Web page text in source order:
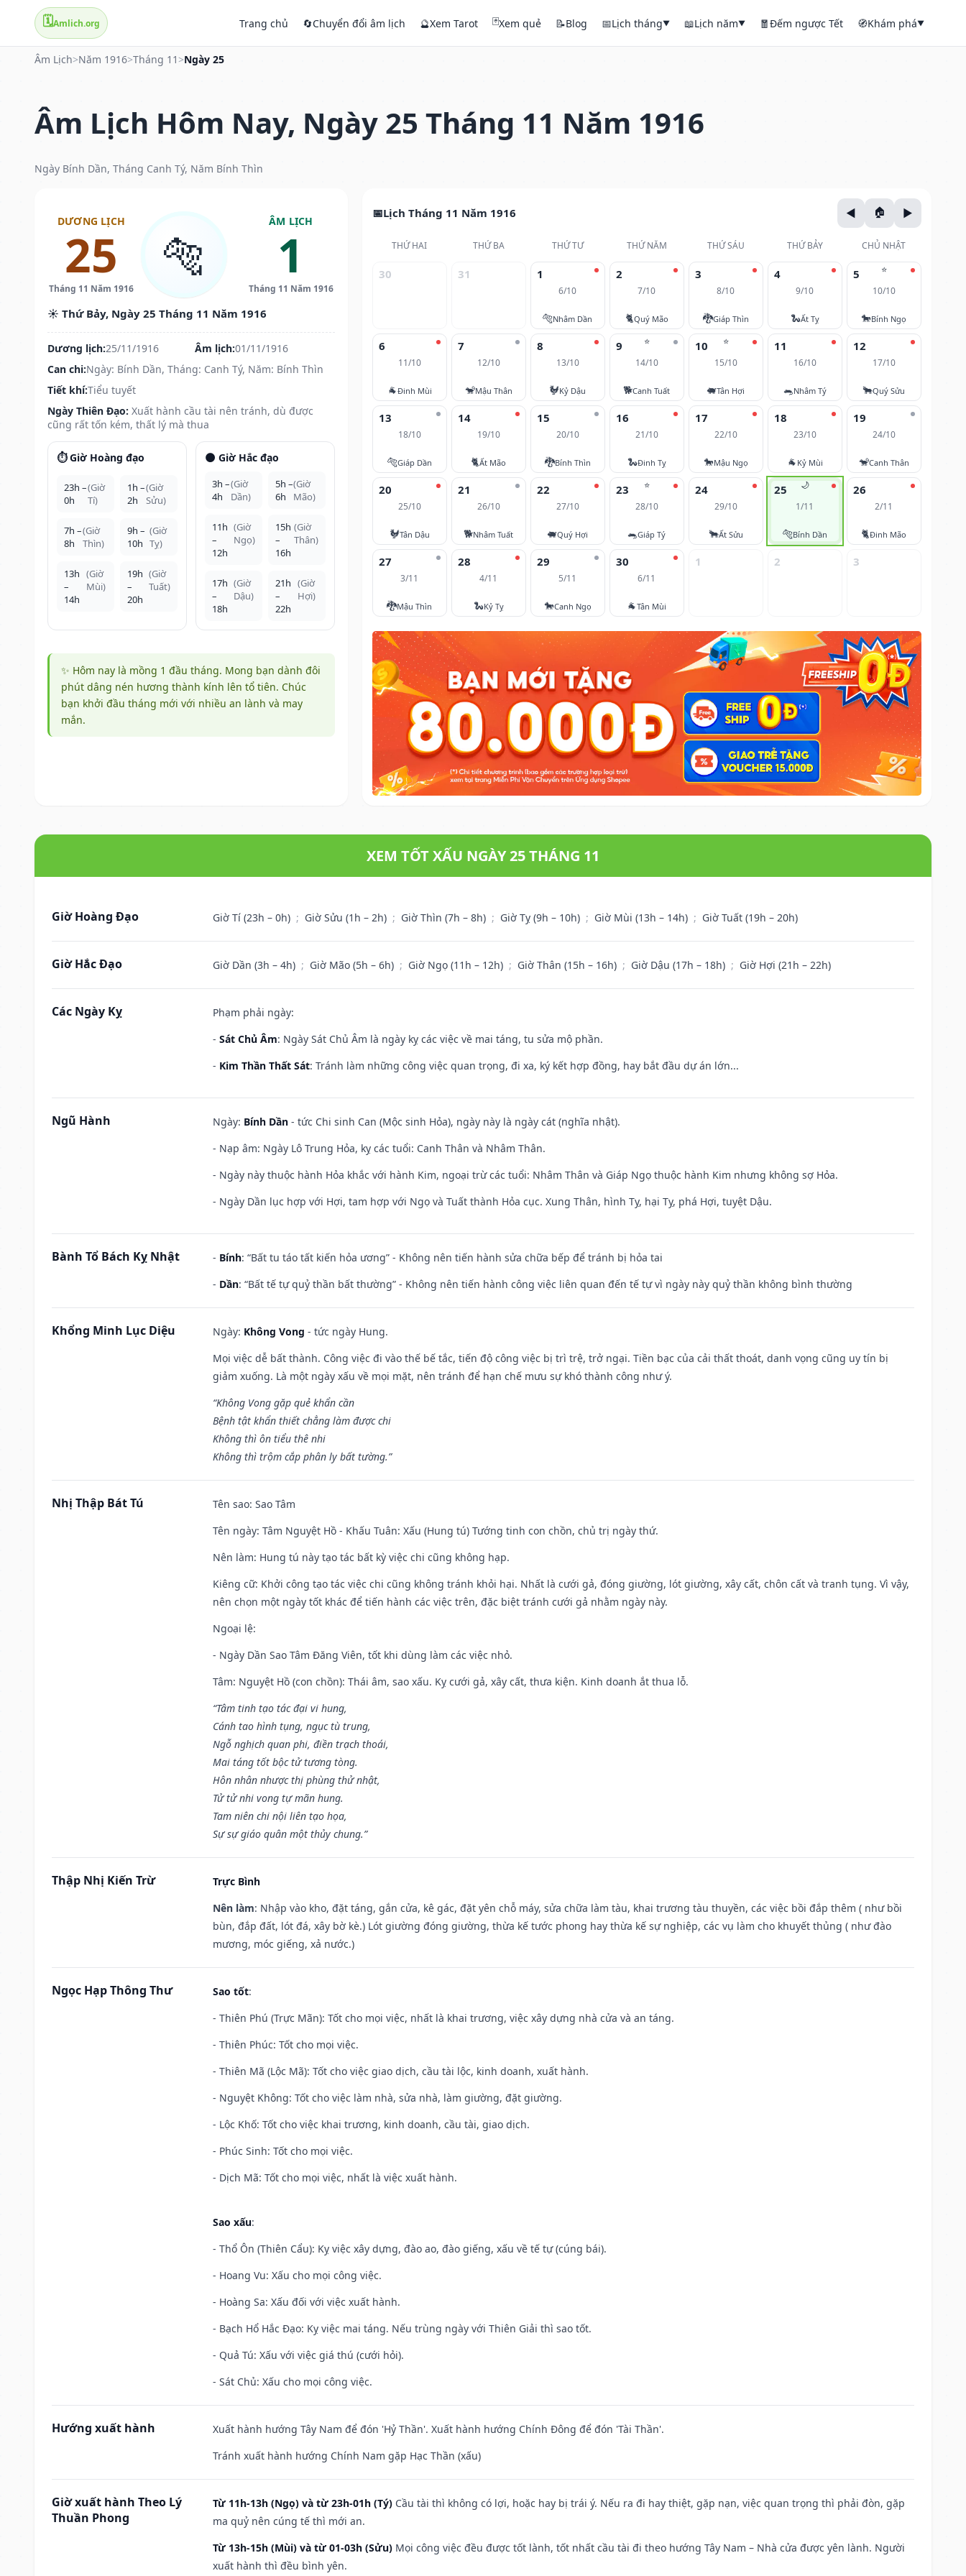
🗓️Amlich.org Trang chủ 🔄Chuyển đổi âm lịch 🔮Xem Tarot 🃏Xem quẻ 📝Blog 📅Lịch tháng▼ 📖Lịch năm▼ 🧧Đếm ngược Tết 🧭Khám phá▼
Âm Lịch>Năm 1916>Tháng 11 >Ngày 25
Âm Lịch Hôm Nay, Ngày 25 Tháng 11 Năm 1916
Ngày Bính Dần, Tháng Canh Tý, Năm Bính Thìn
DƯƠNG LỊCH
25
Tháng 11 Năm 1916
🐅
ÂM LỊCH
1
Tháng 11 Năm 1916
☀️ Thứ Bảy, Ngày 25 Tháng 11 Năm 1916
Dương lịch:25/11/1916 Âm lịch:01/11/1916
Can chi:Ngày: Bính Dần, Tháng: Canh Tý, Năm: Bính Thìn
Tiết khí:Tiểu tuyết
Ngày Thiên Đạo: Xuất hành cầu tài nên tránh, dù được
cũng rất tốn kém, thất lý mà thua
⏱️ Giờ Hoàng đạo
23h –
0h
(Giờ
Tí)
1h –
2h
(Giờ
Sửu)
7h –
8h
(Giờ
Thìn)
9h –
10h
(Giờ
Tỵ)
13h
–
14h
(Giờ
Mùi)
19h
–
20h
(Giờ
Tuất)
🌑 Giờ Hắc đạo
3h –
4h
(Giờ
Dần)
5h –
6h
(Giờ
Mão)
11h
–
12h
(Giờ
Ngọ)
15h
–
16h
(Giờ
Thân)
17h
–
18h
(Giờ
Dậu)
21h
–
22h
(Giờ
Hợi)
✨ Hôm nay là mồng 1 đầu tháng. Mong bạn dành đôi
phút dâng nén hương thành kính lên tổ tiên. Chúc
bạn khởi đầu tháng mới với nhiều an lành và may
mắn.
Lịch Tháng 11 Năm 1916
THỨ HAI THỨ BA THỨ TƯ THỨ NĂM THỨ SÁU THỨ BẢY CHỦ NHẬT
30 31 1
6/10
🐅Nhâm Dần
2
7/10
🐈Quý Mão
3
8/10
🐉Giáp Thìn
4
9/10
🐍Ất Tỵ
⭐
5
10/10
🐎Bính Ngọ
6
11/10
🐐Đinh Mùi
7
12/10
🐒Mậu Thân
8
13/10
🐓Kỷ Dậu
⭐
9
14/10
🐕Canh Tuất
⭐
10
15/10
🐖Tân Hợi
11
16/10
🐀Nhâm Tý
12
17/10
🐂Quý Sửu
13
18/10
🐅Giáp Dần
14
19/10
🐈Ất Mão
15
20/10
🐉Bính Thìn
16
21/10
🐍Đinh Tỵ
17
22/10
🐎Mậu Ngọ
18
23/10
🐐 Kỷ Mùi
19
24/10
🐒Canh Thân
20
25/10
🐓Tân Dậu
21
26/10
🐕Nhâm Tuất
22
27/10
🐖Quý Hợi
⭐
23
28/10
🐀Giáp Tý
24
29/10
🐂Ất Sửu
🌙
25
1/11
🐅Bính Dần
26
2/11
🐈Đinh Mão
27
3/11
🐉Mậu Thìn
28
4/11
🐍Kỷ Tỵ
29
5/11
🐎Canh Ngọ
30
6/11
🐐Tân Mùi
1 2 3
XEM TỐT XẤU NGÀY 25 THÁNG 11
Giờ Hoàng Đạo Giờ Tí (23h – 0h) ; Giờ Sửu (1h – 2h) ; Giờ Thìn (7h – 8h) ; Giờ Tỵ (9h – 10h) ; Giờ Mùi (13h – 14h) ; Giờ Tuất (19h – 20h)
Giờ Hắc Đạo Giờ Dần (3h – 4h) ; Giờ Mão (5h – 6h) ; Giờ Ngọ (11h – 12h) ; Giờ Thân (15h – 16h) ; Giờ Dậu (17h – 18h) ; Giờ Hợi (21h – 22h)
Các Ngày Kỵ
Phạm phải ngày:
- Sát Chủ Âm: Ngày Sát Chủ Âm là ngày kỵ các việc về mai táng, tu sửa mộ phần.
- Kim Thần Thất Sát: Tránh làm những công việc quan trọng, đi xa, ký kết hợp đồng, hay bắt đầu dự án lớn...
Ngũ Hành Ngày: Bính Dần - tức Chi sinh Can (Mộc sinh Hỏa), ngày này là ngày cát (nghĩa nhật).
- Nạp âm: Ngày Lô Trung Hỏa, kỵ các tuổi: Canh Thân và Nhâm Thân.
- Ngày này thuộc hành Hỏa khắc với hành Kim, ngoại trừ các tuổi: Nhâm Thân và Giáp Ngọ thuộc hành Kim nhưng không sợ Hỏa.
- Ngày Dần lục hợp với Hợi, tam hợp với Ngọ và Tuất thành Hỏa cục. Xung Thân, hình Tỵ, hại Tỵ, phá Hợi, tuyệt Dậu.
Bành Tổ Bách Kỵ Nhật - Bính: “Bất tu táo tất kiến hỏa ương” - Không nên tiến hành sửa chữa bếp để tránh bị hỏa tai
- Dần: “Bất tế tự quỷ thần bất thường” - Không nên tiến hành công việc liên quan đến tế tự vì ngày này quỷ thần không bình thường
Khổng Minh Lục Diệu Ngày: Không Vong - tức ngày Hung.
Mọi việc dễ bất thành. Công việc đi vào thế bế tắc, tiến độ công việc bị trì trệ, trở ngại. Tiền bạc của cải thất thoát, danh vọng cũng uy tín bị
giảm xuống. Là một ngày xấu về mọi mặt, nên tránh để hạn chế mưu sự khó thành công như ý.
“Không Vong gặp quẻ khẩn cần
Bệnh tật khẩn thiết chẳng làm được chi
Không thì ôn tiểu thê nhi
Không thì trộm cắp phân ly bất tường.”
Nhị Thập Bát Tú Tên sao: Sao Tâm
Tên ngày: Tâm Nguyệt Hồ - Khấu Tuân: Xấu (Hung tú) Tướng tinh con chồn, chủ trị ngày thứ.
Nên làm: Hung tú này tạo tác bất kỳ việc chi cũng không hạp.
Kiêng cữ: Khởi công tạo tác việc chi cũng không tránh khỏi hại. Nhất là cưới gả, đóng giường, lót giường, xây cất, chôn cất và tranh tụng. Vì vậy,
nên chọn một ngày tốt khác để tiến hành các việc trên, đặc biệt tránh cưới gả nhằm ngày này.
Ngoại lệ:
- Ngày Dần Sao Tâm Đăng Viên, tốt khi dùng làm các việc nhỏ.
Tâm: Nguyệt Hồ (con chồn): Thái âm, sao xấu. Kỵ cưới gả, xây cất, thưa kiện. Kinh doanh ắt thua lỗ.
“Tâm tinh tạo tác đại vi hung,
Cánh tao hình tụng, ngục tù trung,
Ngỗ nghịch quan phi, điền trạch thoái,
Mai táng tốt bộc tử tương tòng.
Hôn nhân nhược thị phùng thử nhật,
Tử tử nhi vong tự mãn hung.
Tam niên chi nội liên tạo họa,
Sự sự giáo quân một thủy chung.”
Thập Nhị Kiến Trừ
Trực Bình
Nên làm: Nhập vào kho, đặt táng, gắn cửa, kê gác, đặt yên chỗ máy, sửa chữa làm tàu, khai trương tàu thuyền, các việc bồi đắp thêm ( như bồi
bùn, đắp đất, lót đá, xây bờ kè.) Lót giường đóng giường, thừa kế tước phong hay thừa kế sự nghiệp, các vụ làm cho khuyết thủng ( như đào
mương, móc giếng, xả nước.)
Ngọc Hạp Thông Thư Sao tốt:
- Thiên Phú (Trực Mãn): Tốt cho mọi việc, nhất là khai trương, việc xây dựng nhà cửa và an táng.
- Thiên Phúc: Tốt cho mọi việc.
- Thiên Mã (Lộc Mã): Tốt cho việc giao dịch, cầu tài lộc, kinh doanh, xuất hành.
- Nguyệt Không: Tốt cho việc làm nhà, sửa nhà, làm giường, đặt giường.
- Lộc Khố: Tốt cho việc khai trương, kinh doanh, cầu tài, giao dịch.
- Phúc Sinh: Tốt cho mọi việc.
- Dịch Mã: Tốt cho mọi việc, nhất là việc xuất hành.
Sao xấu:
- Thổ Ôn (Thiên Cẩu): Kỵ việc xây dựng, đào ao, đào giếng, xấu về tế tự (cúng bái).
- Hoang Vu: Xấu cho mọi công việc.
- Hoàng Sa: Xấu đối với việc xuất hành.
- Bạch Hổ Hắc Đạo: Kỵ việc mai táng. Nếu trùng ngày với Thiên Giải thì sao tốt.
- Quả Tú: Xấu với việc giá thú (cưới hỏi).
- Sát Chủ: Xấu cho mọi công việc.
Hướng xuất hành
Xuất hành hướng Tây Nam để đón 'Hỷ Thần'. Xuất hành hướng Chính Đông để đón 'Tài Thần'.
Tránh xuất hành hướng Chính Nam gặp Hạc Thần (xấu)
Giờ xuất hành Theo Lý
Thuần Phong
Từ 11h-13h (Ngọ) và từ 23h-01h (Tý) Cầu tài thì không có lợi, hoặc hay bị trái ý. Nếu ra đi hay thiệt, gặp nạn, việc quan trọng thì phải đòn, gặp
ma quỷ nên cúng tế thì mới an.
Từ 13h-15h (Mùi) và từ 01-03h (Sửu) Mọi công việc đều được tốt lành, tốt nhất cầu tài đi theo hướng Tây Nam – Nhà cửa được yên lành. Người
xuất hành thì đều bình yên.